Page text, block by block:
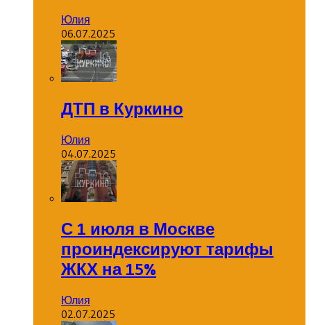
Юлия
06.07.2025
ДТП в Куркино
Юлия
04.07.2025
С 1 июля в Москве
проиндексируют тарифы
ЖКХ на 15%
Юлия
02.07.2025